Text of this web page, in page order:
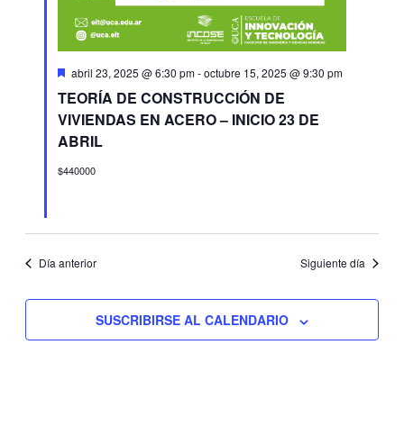
Destacado
abril 23, 2025 @ 6:30 pm-octubre 15, 2025 @ 9:30 pm
TEORÍA DE CONSTRUCCIÓN DE
VIVIENDAS EN ACERO – INICIO 23 DE
ABRIL
$440000
Día anterior Siguiente día
SUSCRIBIRSE AL CALENDARIO